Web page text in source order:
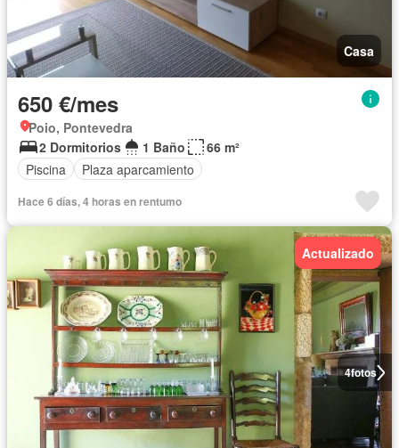
Casa
650 €/mes
Poio, Pontevedra
2 Dormitorios
1 Baño
66 m²
Piscina
Plaza aparcamiento
Hace 6 días, 4 horas en rentumo
4fotos
Actualizado